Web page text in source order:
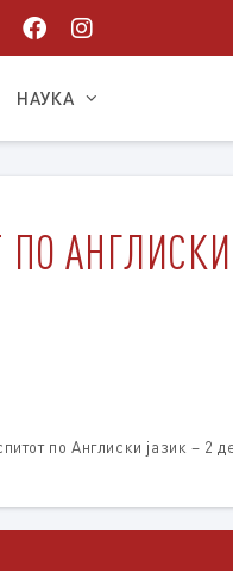
НАУКА
ПО
по Англиски јазик – 2